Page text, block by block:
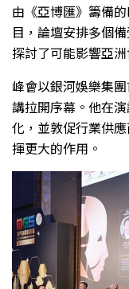
由《亞博匯》籌備
目，論壇安排多個
探討了可能影響亞
峰會以銀河娛樂集
講拉開序幕。他在
化，並敦促行業供
揮更大的作用。